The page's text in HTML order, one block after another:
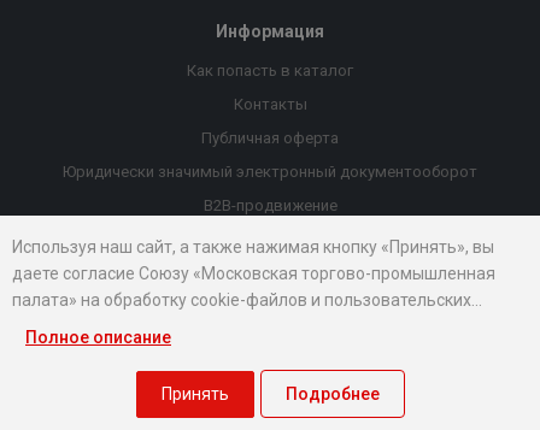
Информация
Как попасть в каталог
Контакты
Публичная оферта
Юридически значимый электронный документооборот
B2B-продвижение
Порекомендовать компанию
Онлайн выставки
Рейтинг компаний
© 2026 Все права защищены. Правовые документы
Используя наш сайт, а также нажимая кнопку «Принять», вы
даете согласие Союзу «Московская торгово-промышленная
палата» на обработку cookie-файлов и пользовательских
данных...
Полное описание
Принять Подробнее